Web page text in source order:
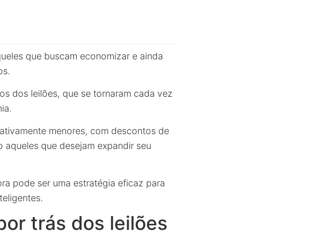
que buscam economizar e ainda
dos leilões, que se tornaram cada vez
menores, com descontos de
que desejam expandir seu
pode ser uma estratégia eficaz para
trás dos leilões